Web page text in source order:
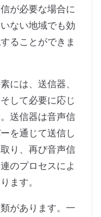
が必要な場合に
ない地域でも効
ることができま
には、送信器、
して必要に応じ
送信器は音声信
を通じて送信し
り、再び音声信
のプロセスによ
ます。
があります。一